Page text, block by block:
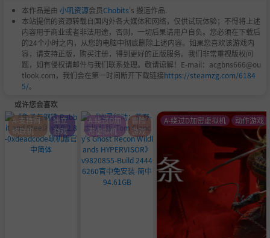
本作品是由 小叽资源会员Chobits's 搬运作品.
本站提供的资源转载自国内外各大媒体和网络，仅供试玩体验；不得将上述
内容用于商业或者非法用途，否则，一切后果请用户自负。您必须在下载后
的24个小时之内，从您的电脑中彻底删除上述内容。如果您喜欢该游戏内
容，请支持正版，购买注册，得到更好的正版服务。我们非常重视版权问
题，如有侵权请邮件与我们联系处理。敬请谅解！E-mail：acgbns666@ou
tlook.com，我们会在第一时间断开下载链接https://steamzg.com/6184
5/。
或许您会喜欢
A-支持网
络联机
独立
游戏
A-绕过D加
密虚拟机
冒险
游戏
A-绕过D加密虚拟机 动作游戏